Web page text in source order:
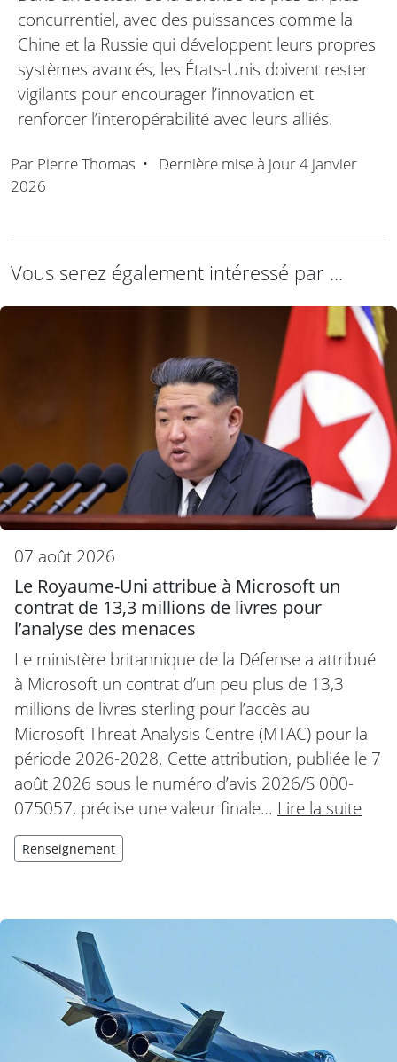
concurrentiel, avec des puissances comme la
Chine et la Russie qui développent leurs propres
systèmes avancés, les États-Unis doivent rester
vigilants pour encourager l’innovation et
renforcer l’interopérabilité avec leurs alliés.
Par Pierre Thomas • Dernière mise à jour4 janvier
2026
Vous serez également intéressé par ...
07 août 2026
Le Royaume-Uni attribue à Microsoft un
contrat de 13,3 millions de livres pour
l’analyse des menaces
Le ministère britannique de la Défense a attribué
à Microsoft un contrat d’un peu plus de 13,3
millions de livres sterling pour l’accès au
Microsoft Threat Analysis Centre (MTAC) pour la
période 2026-2028. Cette attribution, publiée le 7
août 2026 sous le numéro d’avis 2026/S 000-
075057, précise une valeur finale… Lire la suite
Renseignement